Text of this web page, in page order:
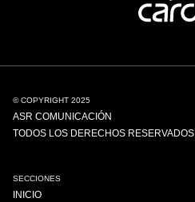
© COPYRIGHT 2025
ASR COMUNICACIÓN
TODOS LOS DERECHOS RESERVADOS
SECCIONES
INICIO